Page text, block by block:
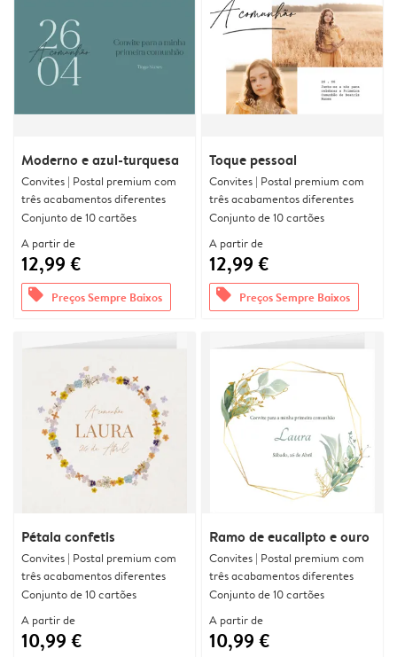
Moderno e azul-turquesa
Convites | Postal premium com
três acabamentos diferentes
Conjunto de 10 cartões
A partir de
12,99 €
offers Preços Sempre Baixos
Toque pessoal
Convites | Postal premium com
três acabamentos diferentes
Conjunto de 10 cartões
A partir de
12,99 €
offers Preços Sempre Baixos
Pétala confetis
Convites | Postal premium com
três acabamentos diferentes
Conjunto de 10 cartões
A partir de
10,99 €
Ramo de eucalipto e ouro
Convites | Postal premium com
três acabamentos diferentes
Conjunto de 10 cartões
A partir de
10,99 €